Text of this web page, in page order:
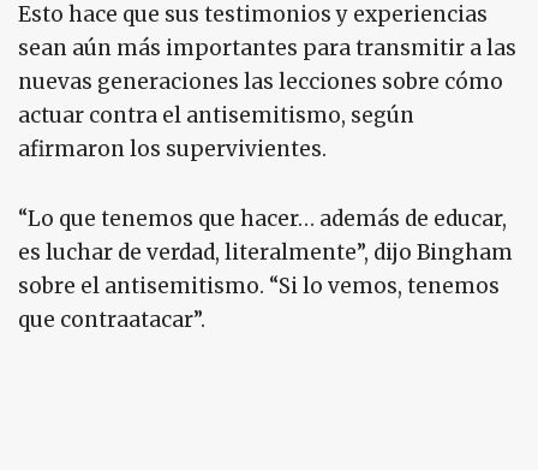
Esto hace que sus testimonios y experiencias
sean aún más importantes para transmitir a las
nuevas generaciones las lecciones sobre cómo
actuar contra el antisemitismo, según
afirmaron los supervivientes.
“Lo que tenemos que hacer… además de educar,
es luchar de verdad, literalmente”, dijo Bingham
sobre el antisemitismo. “Si lo vemos, tenemos
que contraatacar”.